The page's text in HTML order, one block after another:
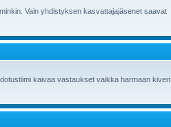
Vain yhdistyksen kasvattajajäsenet saavat
kaivaa vastaukset vaikka harmaan kiven